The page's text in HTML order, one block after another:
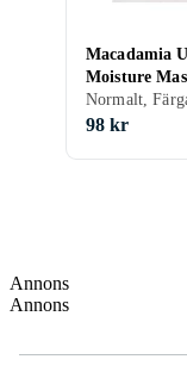
Macadamia
Moisture
98 kr
Annons
Annons